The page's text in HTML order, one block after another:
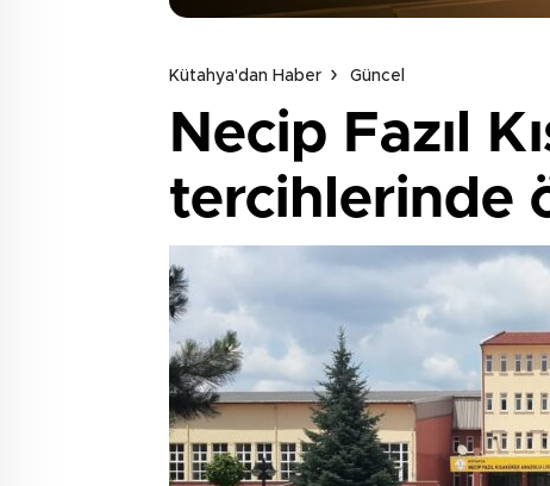
Kütahya'dan Haber Güncel
Necip Fazıl
tercihlerinde